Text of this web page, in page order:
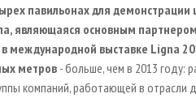
павильонах для
являющаяся основным
международной выставке Ligna
метров- больше, чем в 2013 году:
компаний, работающей в